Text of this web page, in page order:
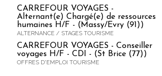
CARREFOUR VOYAGES -
Alternant(e) Chargé(e) de ressources
humaines H/F - (Massy/Evry (91))
ALTERNANCE / STAGES TOURISME
CARREFOUR VOYAGES - Conseiller
voyages H/F - CDI - (St Brice (77))
OFFRES D'EMPLOI TOURISME